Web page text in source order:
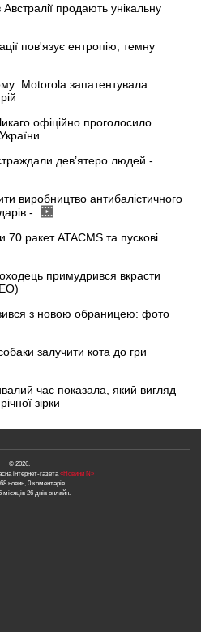
продають унікальну
пов'язує ентропію, темну
Motorola запатентувала
офіційно проголосило
дев’ятеро людей -
виробництво антибалістичного
-
ракет ATACMS та пускові
примудрився вкрасти
з новою обраницею: фото
залучити кота до гри
час показала, який вигляд
зірки
© 2026.
інтернет-газета«Новини N»
новин, 0 коментарів
місяців 26 днів онлайн.